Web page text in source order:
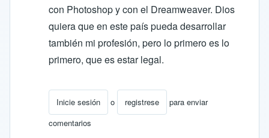
con Photoshop y con el Dreamweaver. Dios
quiera que en este país pueda desarrollar
también mi profesión, pero lo primero es lo
primero, que es estar legal.
Inicie sesión o registrese
para enviar
comentarios
En respuesta a FElicitaciones